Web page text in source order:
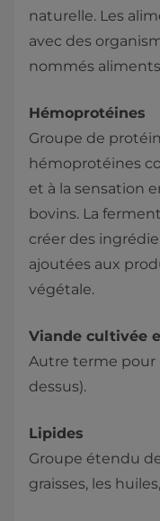
naturelle. Les
avec des
nommés aliments
Hémoprotéines
Groupe de
hémoprotéines
et à la sensation
bovins. La
créer des
ajoutées aux
végétale.
Viande cultivée
Autre terme pour
dessus).
Lipides
Groupe étendu
graisses, les